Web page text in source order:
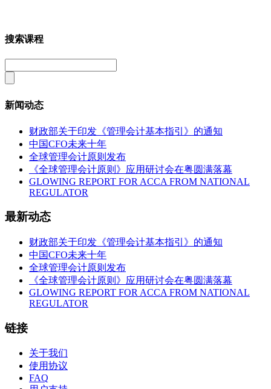
搜索课程
新闻动态
财政部关于印发《管理会计基本指引》的通知
中国CFO未来十年
全球管理会计原则发布
《全球管理会计原则》应用研讨会在粤圆满落幕
GLOWING REPORT FOR ACCA FROM NATIONAL
REGULATOR
最新动态
财政部关于印发《管理会计基本指引》的通知
中国CFO未来十年
全球管理会计原则发布
《全球管理会计原则》应用研讨会在粤圆满落幕
GLOWING REPORT FOR ACCA FROM NATIONAL
REGULATOR
链接
关于我们
使用协议
FAQ